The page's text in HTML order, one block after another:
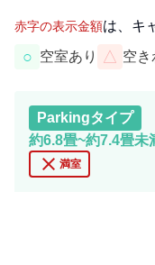
赤字の表示金額は、キ
○ 空室あり △ 空き
Parkingタイプ
約6.8畳~約7.4畳未
close 満室